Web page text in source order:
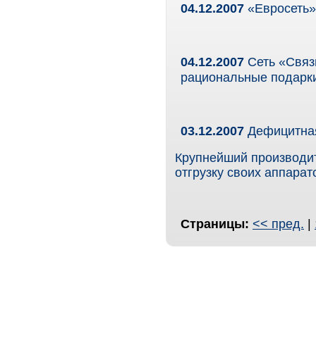
04.12.2007
04.12.2007 Сеть
рациональные
03.12.2007
Крупнейший
отгрузку своих
Страницы: << пред. |